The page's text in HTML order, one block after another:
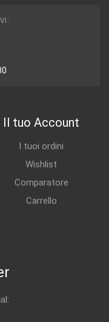
Il tuo Account
I tuoi ordini
Wishlist
Comparatore
Carrello